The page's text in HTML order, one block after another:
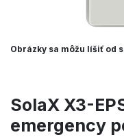
Obrázky sa môžu líšiť od
SolaX X3-
emergency